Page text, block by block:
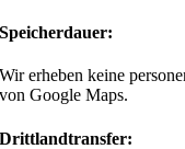
Speicherdauer:
Wir erheben keine
von Google Maps.
Drittlandtransfer: